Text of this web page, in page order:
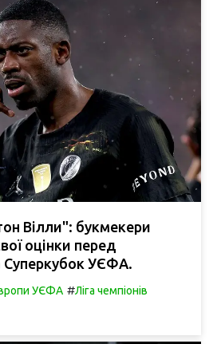
Вілли": букмекери
оцінки перед
Суперкубок УЄФА.
УЄФА #Ліга чемпіонів